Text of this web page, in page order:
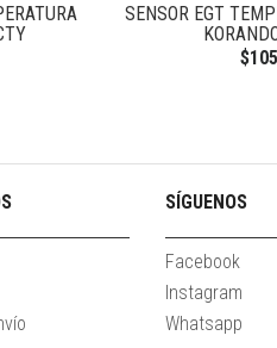
SENSOR EGT
SÍGUENOS
Facebook
Instagram
Whatsapp